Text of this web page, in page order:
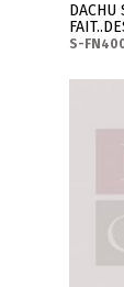
DACHU
S-